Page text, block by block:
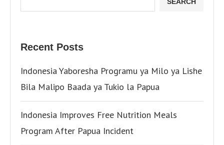
Recent Posts
Indonesia Yaboresha Programu ya Milo ya Lishe
Bila Malipo Baada ya Tukio la Papua
Indonesia Improves Free Nutrition Meals
Program After Papua Incident